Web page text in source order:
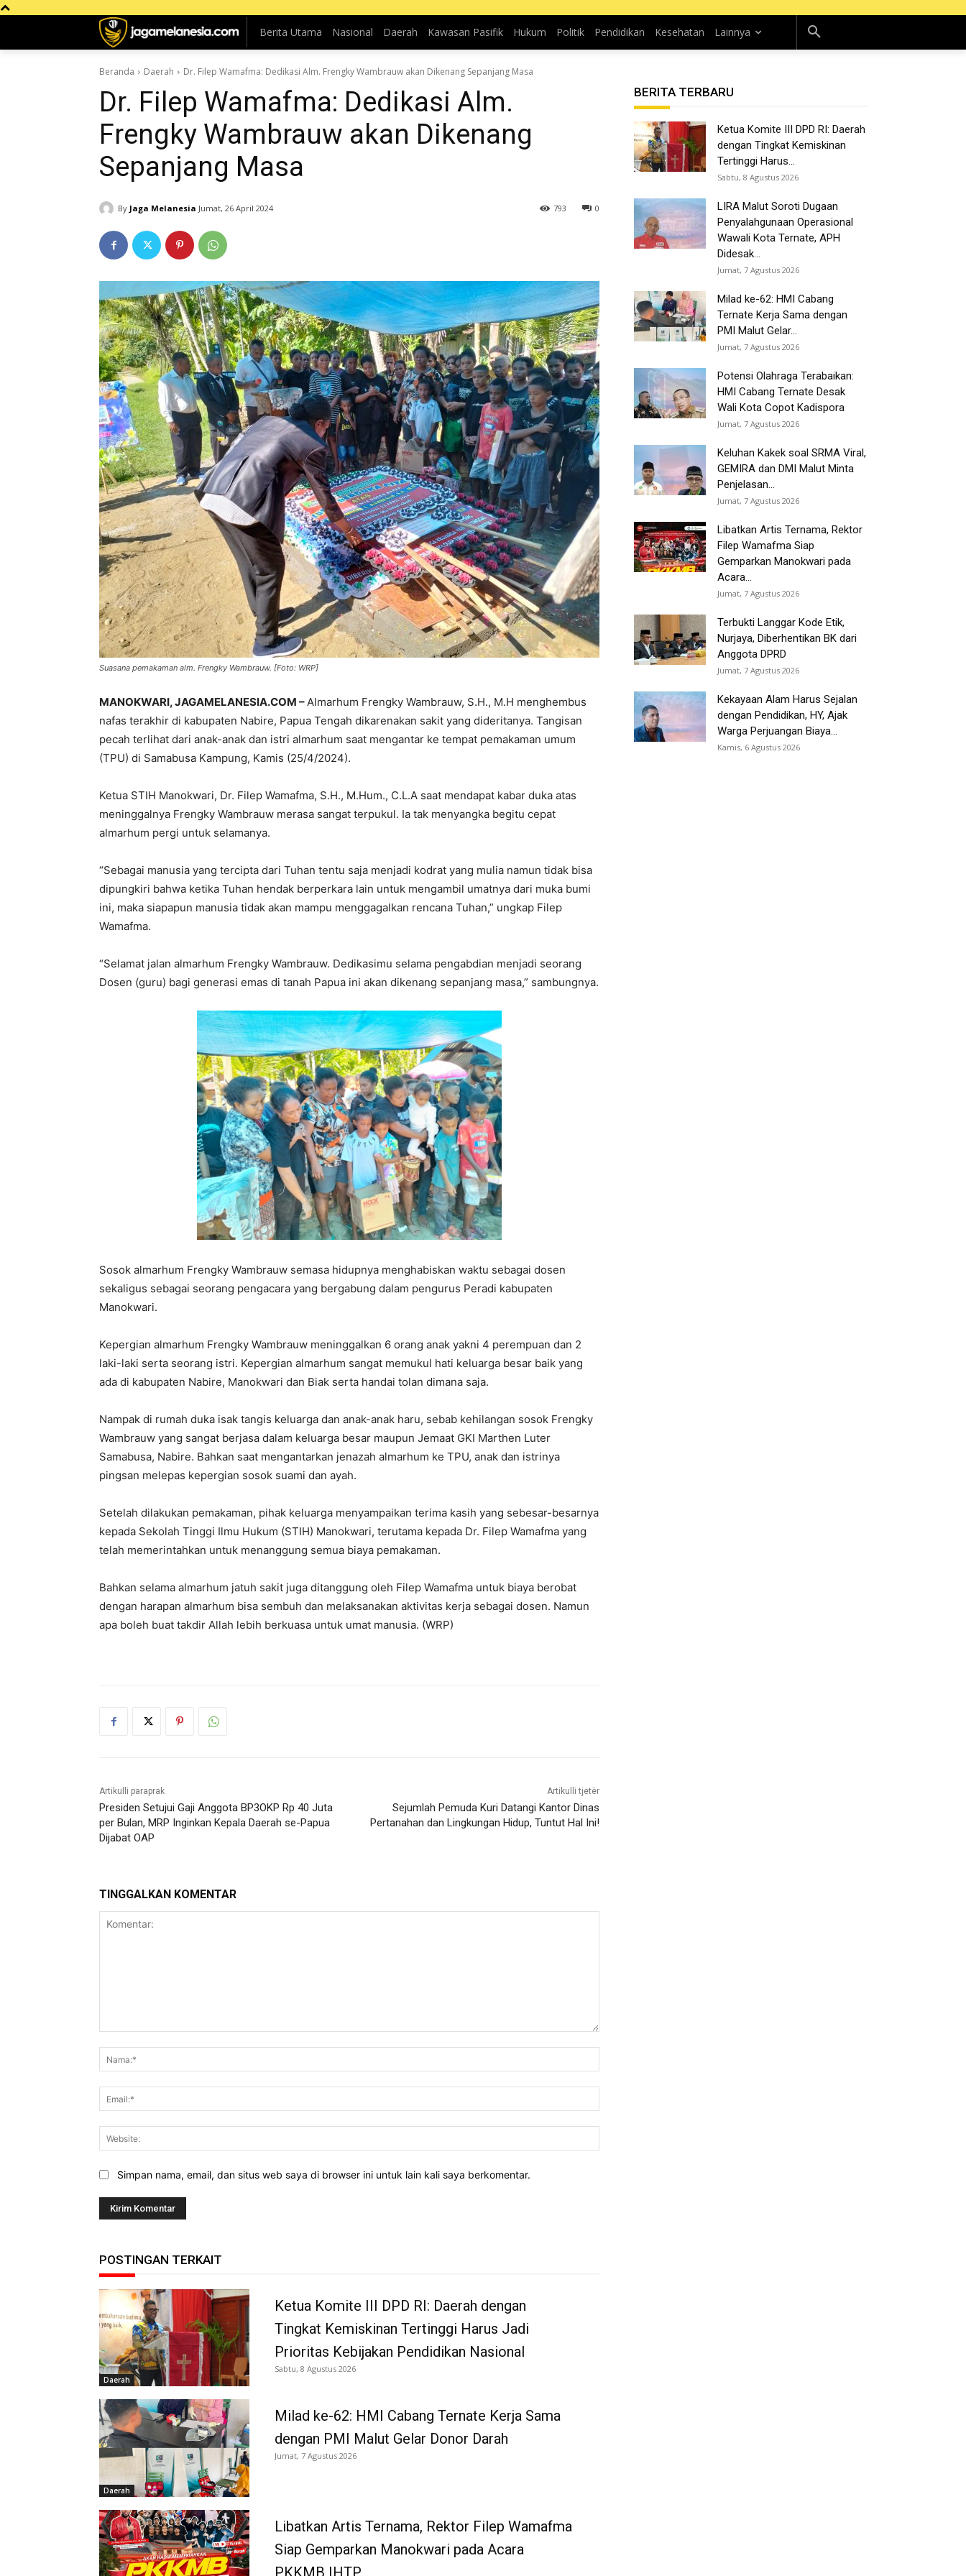
Berita Utama Nasional Daerah Kawasan Pasifik Hukum Politik Pendidikan Kesehatan Lainnya
Beranda Daerah Dr. Filep Wamafma: Dedikasi Alm. Frengky Wambrauw akan Dikenang Sepanjang Masa
Dr. Filep Wamafma: Dedikasi Alm.
Frengky Wambrauw akan Dikenang
Sepanjang Masa
By Jaga Melanesia Jumat, 26 April 2024 0
793
Suasana pemakaman alm. Frengky Wambrauw. [Foto: WRP]
MANOKWARI, JAGAMELANESIA.COM –Almarhum Frengky Wambrauw, S.H., M.H menghembus
nafas terakhir di kabupaten Nabire, Papua Tengah dikarenakan sakit yang dideritanya. Tangisan
pecah terlihat dari anak-anak dan istri almarhum saat mengantar ke tempat pemakaman umum
(TPU) di Samabusa Kampung, Kamis (25/4/2024).
Ketua STIH Manokwari, Dr. Filep Wamafma, S.H., M.Hum., C.L.A saat mendapat kabar duka atas
meninggalnya Frengky Wambrauw merasa sangat terpukul. Ia tak menyangka begitu cepat
almarhum pergi untuk selamanya.
“Sebagai manusia yang tercipta dari Tuhan tentu saja menjadi kodrat yang mulia namun tidak bisa
dipungkiri bahwa ketika Tuhan hendak berperkara lain untuk mengambil umatnya dari muka bumi
ini, maka siapapun manusia tidak akan mampu menggagalkan rencana Tuhan,” ungkap Filep
Wamafma.
“Selamat jalan almarhum Frengky Wambrauw. Dedikasimu selama pengabdian menjadi seorang
Dosen (guru) bagi generasi emas di tanah Papua ini akan dikenang sepanjang masa,” sambungnya.
Sosok almarhum Frengky Wambrauw semasa hidupnya menghabiskan waktu sebagai dosen
sekaligus sebagai seorang pengacara yang bergabung dalam pengurus Peradi kabupaten
Manokwari.
Kepergian almarhum Frengky Wambrauw meninggalkan 6 orang anak yakni 4 perempuan dan 2
laki-laki serta seorang istri. Kepergian almarhum sangat memukul hati keluarga besar baik yang
ada di kabupaten Nabire, Manokwari dan Biak serta handai tolan dimana saja.
Nampak di rumah duka isak tangis keluarga dan anak-anak haru, sebab kehilangan sosok Frengky
Wambrauw yang sangat berjasa dalam keluarga besar maupun Jemaat GKI Marthen Luter
Samabusa, Nabire. Bahkan saat mengantarkan jenazah almarhum ke TPU, anak dan istrinya
pingsan melepas kepergian sosok suami dan ayah.
Setelah dilakukan pemakaman, pihak keluarga menyampaikan terima kasih yang sebesar-besarnya
kepada Sekolah Tinggi Ilmu Hukum (STIH) Manokwari, terutama kepada Dr. Filep Wamafma yang
telah memerintahkan untuk menanggung semua biaya pemakaman.
Bahkan selama almarhum jatuh sakit juga ditanggung oleh Filep Wamafma untuk biaya berobat
dengan harapan almarhum bisa sembuh dan melaksanakan aktivitas kerja sebagai dosen. Namun
apa boleh buat takdir Allah lebih berkuasa untuk umat manusia. (WRP)
Artikulli paraprak
Presiden Setujui Gaji Anggota BP3OKP Rp 40 Juta
per Bulan, MRP Inginkan Kepala Daerah se-Papua
Dijabat OAP
Artikulli tjetër
Sejumlah Pemuda Kuri Datangi Kantor Dinas
Pertanahan dan Lingkungan Hidup, Tuntut Hal Ini!
TINGGALKAN KOMENTAR
Simpan nama, email, dan situs web saya di browser ini untuk lain kali saya berkomentar.
POSTINGAN TERKAIT
Daerah
Ketua Komite III DPD RI: Daerah dengan
Tingkat Kemiskinan Tertinggi Harus Jadi
Prioritas Kebijakan Pendidikan Nasional
Sabtu, 8 Agustus 2026
Daerah
Milad ke-62: HMI Cabang Ternate Kerja Sama
dengan PMI Malut Gelar Donor Darah
Jumat, 7 Agustus 2026
Libatkan Artis Ternama, Rektor Filep Wamafma
Siap Gemparkan Manokwari pada Acara
PKKMB IHTP
BERITA TERBARU
Ketua Komite III DPD RI: Daerah
dengan Tingkat Kemiskinan
Tertinggi Harus...
Sabtu, 8 Agustus 2026
LIRA Malut Soroti Dugaan
Penyalahgunaan Operasional
Wawali Kota Ternate, APH
Didesak...
Jumat, 7 Agustus 2026
Milad ke-62: HMI Cabang
Ternate Kerja Sama dengan
PMI Malut Gelar...
Jumat, 7 Agustus 2026
Potensi Olahraga Terabaikan:
HMI Cabang Ternate Desak
Wali Kota Copot Kadispora
Jumat, 7 Agustus 2026
Keluhan Kakek soal SRMA Viral,
GEMIRA dan DMI Malut Minta
Penjelasan...
Jumat, 7 Agustus 2026
Libatkan Artis Ternama, Rektor
Filep Wamafma Siap
Gemparkan Manokwari pada
Acara...
Jumat, 7 Agustus 2026
Terbukti Langgar Kode Etik,
Nurjaya, Diberhentikan BK dari
Anggota DPRD
Jumat, 7 Agustus 2026
Kekayaan Alam Harus Sejalan
dengan Pendidikan, HY, Ajak
Warga Perjuangan Biaya...
Kamis, 6 Agustus 2026